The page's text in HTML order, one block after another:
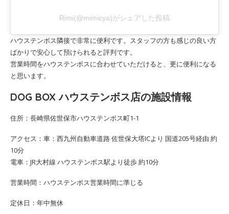
Rimi(@mimicya)がシェアした投稿
ハウステンボス隣接で非常に便利です。スタッフの方も感じの良い方
ばかりで安心して預けられると評判です。
営業時間をハウステンボスに合わせていただけると、更に便利になる
と思います。
DOG BOX ハウステンボス店の施設情報
住所：長崎県佐世保市ハウステンボス町1-1
アクセス：車：西九州自動車道路 佐世保大塔ICより 国道205号経由 約
10分
電車：JR大村線 ハウステンボス駅より徒歩 約10分
営業時間：ハウステンボス営業時間に準じる
定休日：年中無休